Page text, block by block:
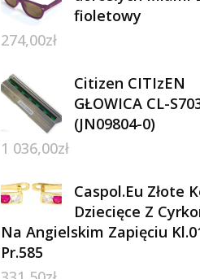
fioletowy
274,00zł
Citizen CITIzEN
GŁOWICA CL-
(JN09804-0)
1 036,00zł
Caspol.Eu Złote
Dziecięce Z
Na Angielskim Zapięciu
Pr.585